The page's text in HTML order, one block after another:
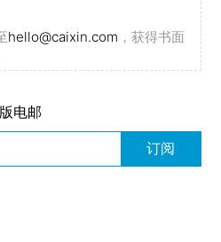
hello@caixin.com ，获得书面
电邮
订阅